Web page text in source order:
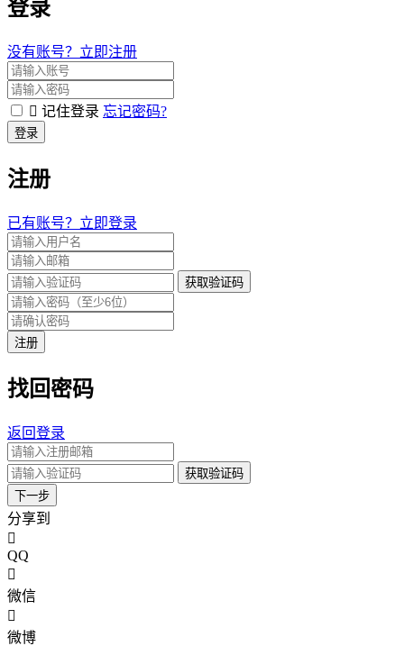
登录
没有账号？立即注册
记住登录 忘记密码?
登录
注册
已有账号？立即登录
获取验证码
注册
找回密码
返回登录
获取验证码
下一步
分享到
QQ
微信
微博